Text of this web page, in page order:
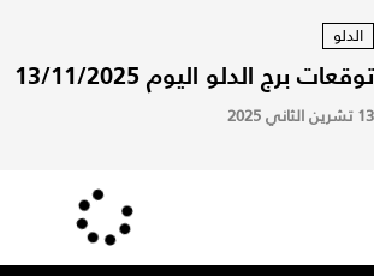
الدلو
توقعات برج الدلو اليوم 13/11/2025
13 تشرين الثاني 2025